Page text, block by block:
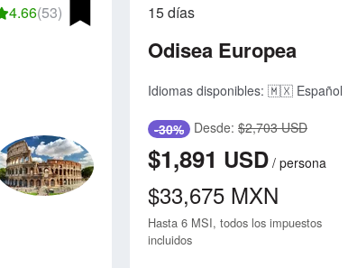
4.66(53) 15 días
Odisea Europea
Idiomas disponibles: 🇲🇽 Español
-30% Desde: $2,703 USD
$1,891 USD / persona
$33,675 MXN
Hasta 6 MSI, todos los impuestos
incluidos